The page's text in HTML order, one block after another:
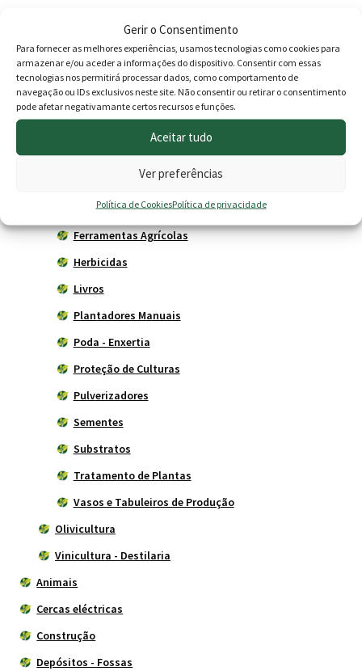
Gerir o Consentimento
Para fornecer as melhores experiências, usamos tecnologias como cookies para
armazenar e/ou aceder a informações do dispositivo. Consentir com essas
tecnologias nos permitirá processar dados, como comportamento de
navegação ou IDs exclusivos neste site. Não consentir ou retirar o consentimento
pode afetar negativamante certos recursos e funções.
Aceitar tudo
Ver preferências
Política de CookiesPolítica de privacidade
0.35 €
Agricultura
Horta
Adubadores
Carros de mão
Ferramentas Agrícolas
Herbicidas
Livros
Plantadores Manuais
Poda - Enxertia
Proteção de Culturas
Pulverizadores
Sementes
Substratos
Tratamento de Plantas
Vasos e Tabuleiros de Produção
Olivicultura
Vinicultura - Destilaria
Animais
Cercas eléctricas
Construção
Depósitos - Fossas